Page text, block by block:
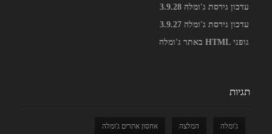
עדכון גירסת ג'ומלה 3.9.28
עדכון גירסת ג'ומלה 3.9.27
גופני HTML באתר ג'ומלה
תגיות
ג'ומלה המלצה אחסון אתרים ג'ומלה